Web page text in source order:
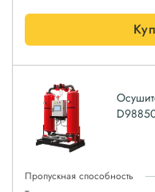
Пропускная способность